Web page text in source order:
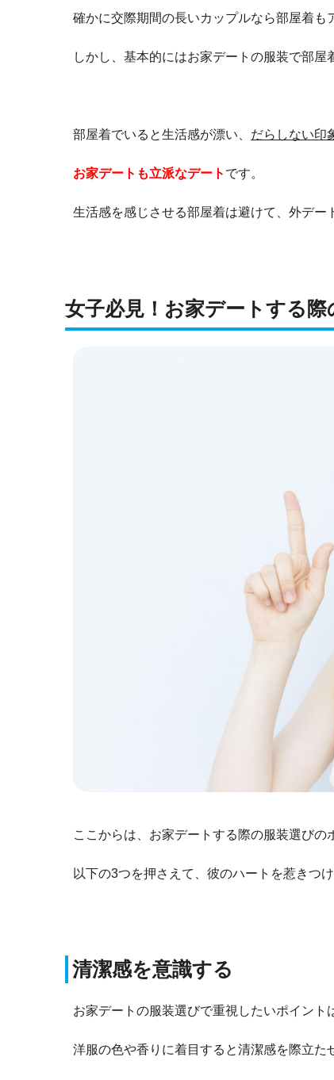
確かに交際期間の長いカップルなら部屋着も
しかし、基本的にはお家デートの服装で部屋
部屋着でいると生活感が漂い、 だらしない印
お家デートも立派なデート です。
生活感を感じさせる部屋着は避けて、外デー
女子必見！お家デートする
ここからは、お家デートする際の服装選びの
以下の3つを押さえて、彼のハートを惹きつけ
清潔感を意識する
お家デートの服装選びで重視したいポイント
洋服の色や香りに着目すると清潔感を際立た